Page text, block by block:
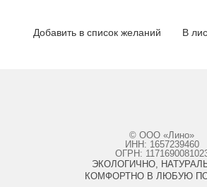
Добавить в список желаний В
© ООО «Лино»
ИНН: 1657239460
ОГРН:
ЭКОЛОГИЧНО,
КОМФОРТНО В ЛЮБУЮ